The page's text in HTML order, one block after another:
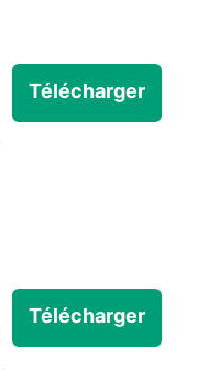
Télécharger
Télécharger